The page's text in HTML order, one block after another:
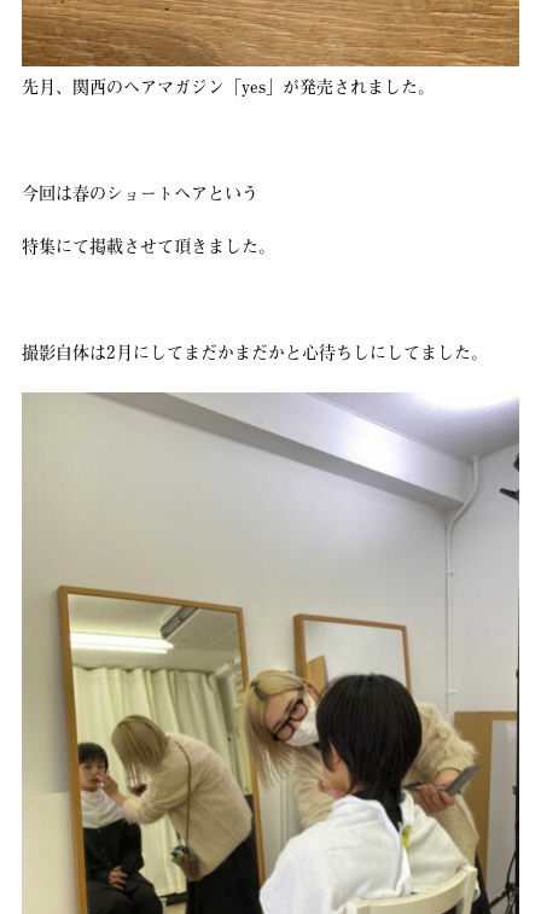
先月、関西のヘアマガジン「yes」が発売されました。
今回は春のショートヘアという
特集にて掲載させて頂きました。
撮影自体は2月にしてまだかまだかと心待ちしにしてました。